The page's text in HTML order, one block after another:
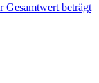
Gesamtwert beträgt